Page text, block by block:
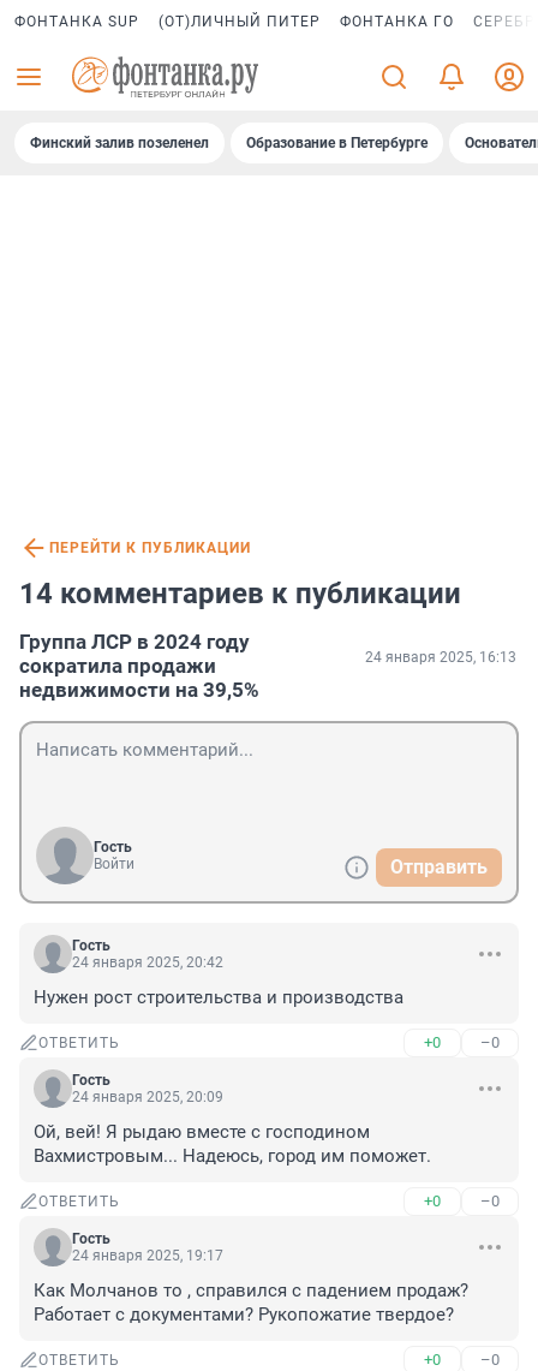
ФОНТАНКА SUP (ОТ)ЛИЧНЫЙ ПИТЕР ФОНТАНКА ГО
Финский залив позеленел Образование в Петербурге
ПЕРЕЙТИ К ПУБЛИКАЦИИ
14 комментариев к публикации
Группа ЛСР в 2024 году
сократила продажи
недвижимости на 39,5%
24 января 2025, 16:13
Гость
Войти
Отправить
Гость
24 января 2025, 20:42
Нужен рост строительства и производства
ОТВЕТИТЬ +0 –0
Гость
24 января 2025, 20:09
Ой, вей! Я рыдаю вместе с господином
Вахмистровым... Надеюсь, город им поможет.
ОТВЕТИТЬ +0 –0
Гость
24 января 2025, 19:17
Как Молчанов то , справился с падением продаж?
Работает с документами? Рукопожатие твердое?
ОТВЕТИТЬ +0 –0